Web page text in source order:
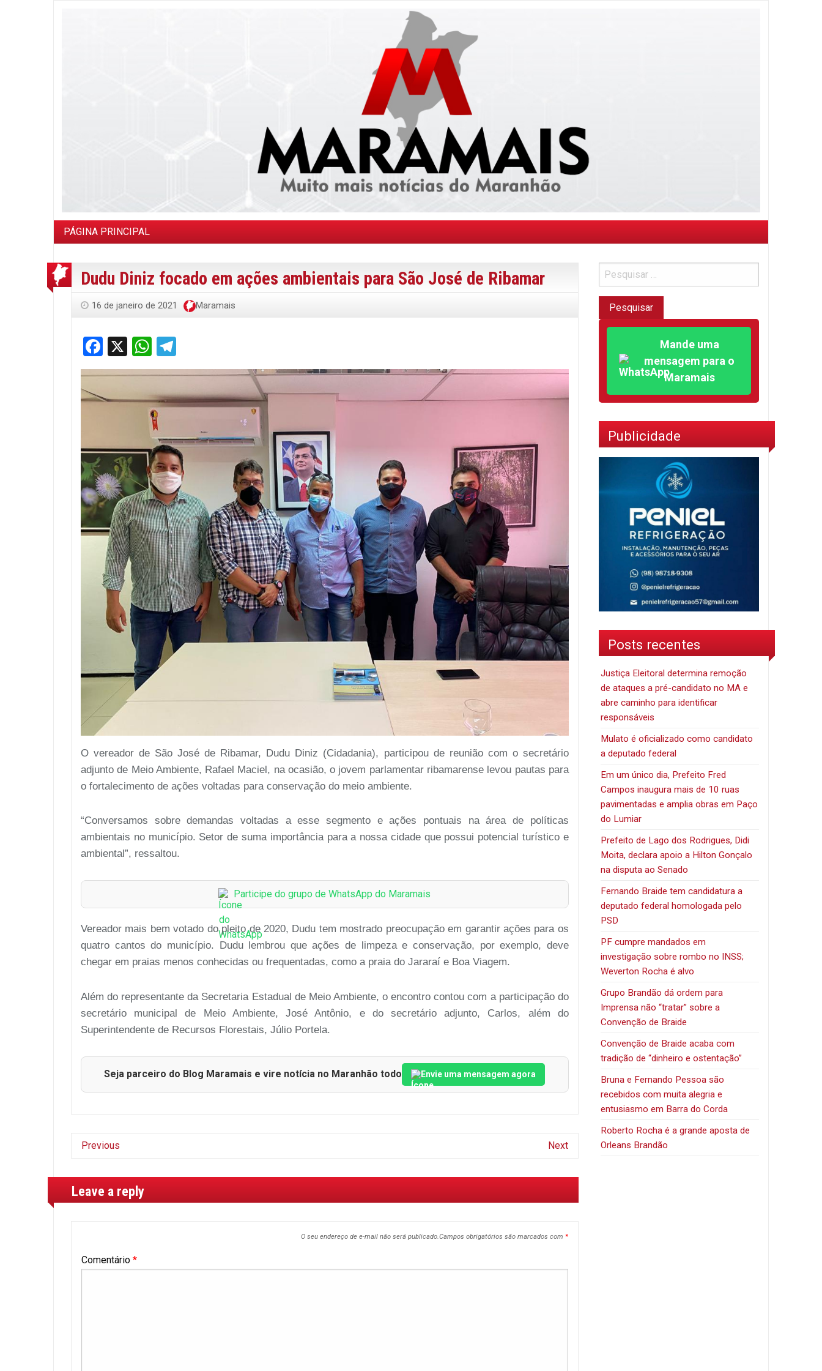
PÁGINA PRINCIPAL
Dudu Diniz focado em ações ambientais para São José de Ribamar
16 de janeiro de 2021 Maramais
Facebook
X WhatsApp
O vereador de São José de Ribamar, Dudu Diniz (Cidadania), participou de reunião com o secretário
adjunto de Meio Ambiente, Rafael Maciel, na ocasião, o jovem parlamentar ribamarense levou pautas para
o fortalecimento de ações voltadas para conservação do meio ambiente.
“Conversamos sobre demandas voltadas a esse segmento e ações pontuais na área de políticas
ambientais no município. Setor de suma importância para a nossa cidade que possui potencial turístico e
ambiental”, ressaltou.
Participe do grupo de WhatsApp do Maramais
Vereador mais bem votado do pleito de 2020, Dudu tem mostrado preocupação em garantir ações para os
quatro cantos do município. Dudu lembrou que ações de limpeza e conservação, por exemplo, deve
chegar em praias menos conhecidas ou frequentadas, como a praia do Jararaí e Boa Viagem.
Além do representante da Secretaria Estadual de Meio Ambiente, o encontro contou com a participação do
secretário municipal de Meio Ambiente, José Antônio, e do secretário adjunto, Carlos, além do
Superintendente de Recursos Florestais, Júlio Portela.
Seja parceiro do Blog Maramais e vire notícia no Maranhão todo Envie uma mensagem agora
Previous Next
Leave a reply
O seu endereço de e-mail não será publicado.Campos obrigatórios são marcados com *
Comentário *
Mande uma
mensagem para o
Maramais
Publicidade
Posts recentes
Justiça Eleitoral determina remoção
de ataques a pré-candidato no MA e
abre caminho para identificar
responsáveis
Mulato é oficializado como candidato
a deputado federal
Em um único dia, Prefeito Fred
Campos inaugura mais de 10 ruas
pavimentadas e amplia obras em Paço
do Lumiar
Prefeito de Lago dos Rodrigues, Didi
Moita, declara apoio a Hilton Gonçalo
na disputa ao Senado
Fernando Braide tem candidatura a
deputado federal homologada pelo
PSD
PF cumpre mandados em
investigação sobre rombo no INSS;
Weverton Rocha é alvo
Grupo Brandão dá ordem para
Imprensa não “tratar” sobre a
Convenção de Braide
Convenção de Braide acaba com
tradição de “dinheiro e ostentação”
Bruna e Fernando Pessoa são
recebidos com muita alegria e
entusiasmo em Barra do Corda
Roberto Rocha é a grande aposta de
Orleans Brandão